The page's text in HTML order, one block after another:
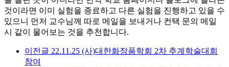
것이라면 이미 실험을 종료하고 다른 실험을 진행하고 있을 수
있으니 먼저 교수님께 따로 메일을 보내거나 컨택 문의 메일
시 같이 물어보는 것을 추천합니다.
이전글 22.11.25 (사)대한화장품학회 2차 추계학술대회
참여